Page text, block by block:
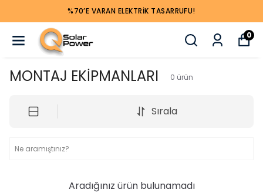
%70’E VARAN ELEKTRIK TASARRUFU!
0
MONTAJ EKİPMANLARI 0 ürün
Sırala
Aradığınız ürün bulunamadı